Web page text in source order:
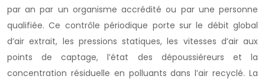
par an par un organisme accrédité ou par une personne
qualifiée. Ce contrôle périodique porte sur le débit global
d’air extrait, les pressions statiques, les vitesses d’air aux
points de captage, l’état des dépoussiéreurs et la
concentration résiduelle en polluants dans l’air recyclé. La